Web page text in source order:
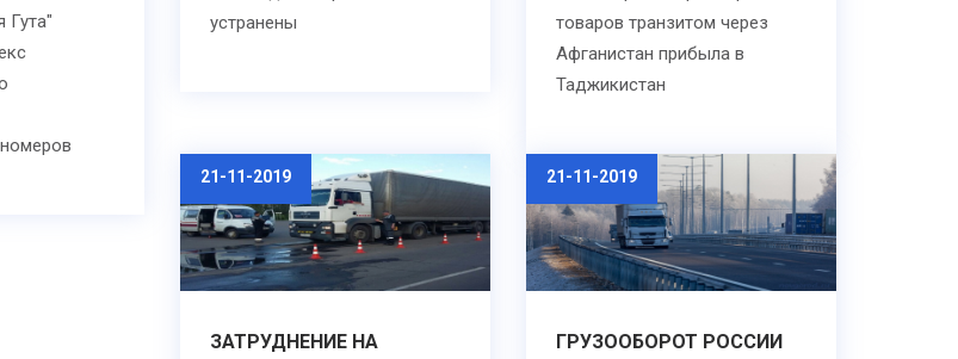
Гута"
устранены
товаров транзитом через
Афганистан прибыла ​​в
Таджикистан
21-11-2019
ЗАТРУДНЕНИЕ НА
21-11-2019
ГРУЗООБОРОТ РОССИИ